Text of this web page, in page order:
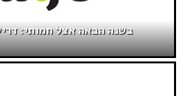
בשנה הבאה אצל חמותי: